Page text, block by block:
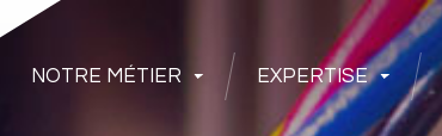
NOTRE MÉTIER EXPERTISE